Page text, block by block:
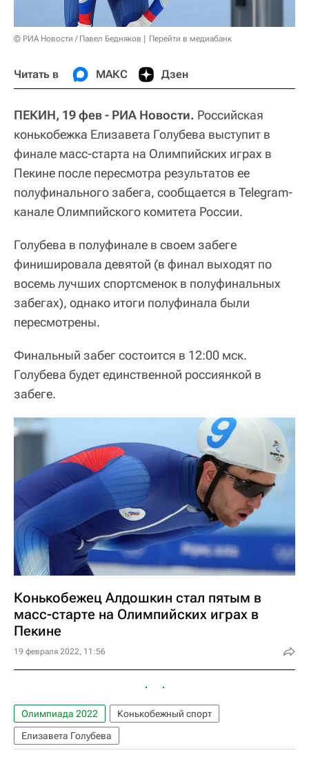
© РИА Новости / Павел Бедняков Перейти в медиабанк
Читать в МАКС Дзен
ПЕКИН, 19 фев - РИА Новости. Российская
конькобежка Елизавета Голубева выступит в
финале масс-старта на Олимпийских играх в
Пекине после пересмотра результатов ее
полуфинального забега, сообщается в Telegram-
канале Олимпийского комитета России.
Голубева в полуфинале в своем забеге
финишировала девятой (в финал выходят по
восемь лучших спортсменок в полуфинальных
забегах), однако итоги полуфинала были
пересмотрены.
Финальный забег состоится в 12:00 мск.
Голубева будет единственной россиянкой в
забеге.
Конькобежец Алдошкин стал пятым в
масс-старте на Олимпийских играх в
Пекине
19 февраля 2022, 11:56
Олимпиада 2022
Конькобежный спорт
Елизавета Голубева